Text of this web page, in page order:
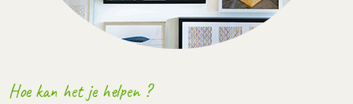
Hoe kan het je helpen ?